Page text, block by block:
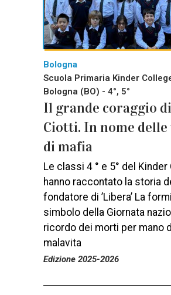
Bologna
Scuola Primaria Kinder
Bologna (BO) - 4°, 5°
Il grande coraggio
Ciotti. In nome
di mafia
Le classi 4 ° e 5° del Kinder
hanno raccontato la storia
fondatore di ’Libera’ La
simbolo della Giornata
ricordo dei morti per mano
malavita
Edizione 2025-2026